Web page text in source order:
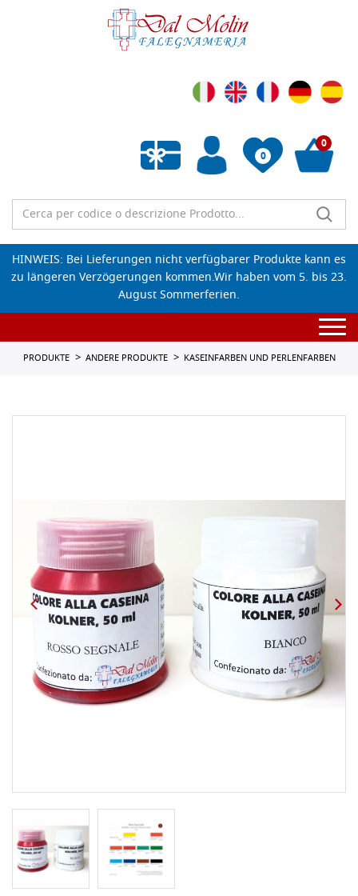
0
Wunschliste leeren
0
HINWEIS: Bei Lieferungen nicht verfügbarer Produkte kann es
zu längeren Verzögerungen kommen.Wir haben vom 5. bis 23.
August Sommerferien.
PRODUKTE ANDERE PRODUKTE KASEINFARBEN UND PERLENFARBEN